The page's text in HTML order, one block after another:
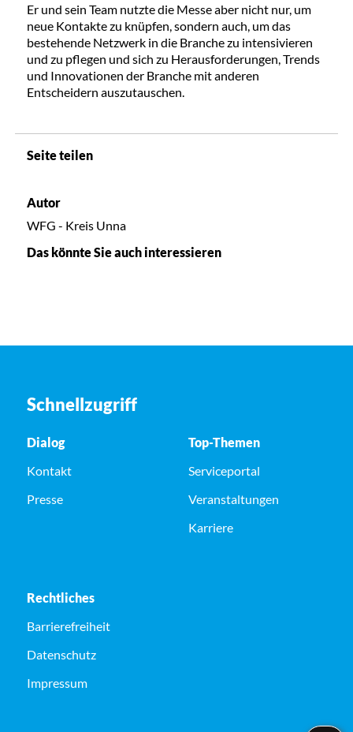
Er und sein Team nutzte die Messe aber nicht nur, um
neue Kontakte zu knüpfen, sondern auch, um das
bestehende Netzwerk in die Branche zu intensivieren
und zu pflegen und sich zu Herausforderungen, Trends
und Innovationen der Branche mit anderen
Entscheidern auszutauschen.
Seite teilen
Autor
WFG - Kreis Unna
Das könnte Sie auch interessieren
Schnellzugriff
Dialog
Kontakt
Presse
Top-Themen
Serviceportal
Veranstaltungen
Karriere
Rechtliches
Barrierefreiheit
Datenschutz
Impressum